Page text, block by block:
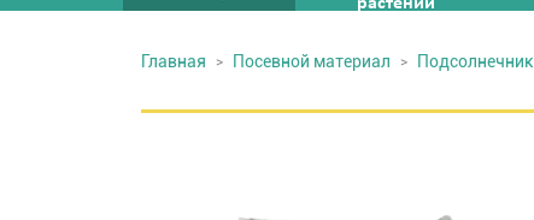
Главная Посевной материал Подсолнечник